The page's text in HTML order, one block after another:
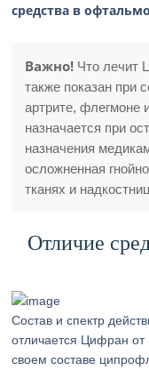
средства в
Важно! Что лечит
также показан при
артрите, флегмоне
назначается при
назначения
осложненная
тканях и
Отличие
Состав и спектр
отличается Цифран
своем составе